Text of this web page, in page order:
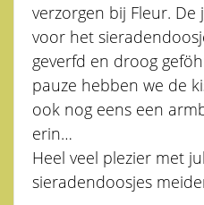
verzorgen bij Fleur. De
voor het
geverfd en droog
pauze hebben we de
ook nog eens een
erin…
Heel veel plezier met
sieradendoosjes